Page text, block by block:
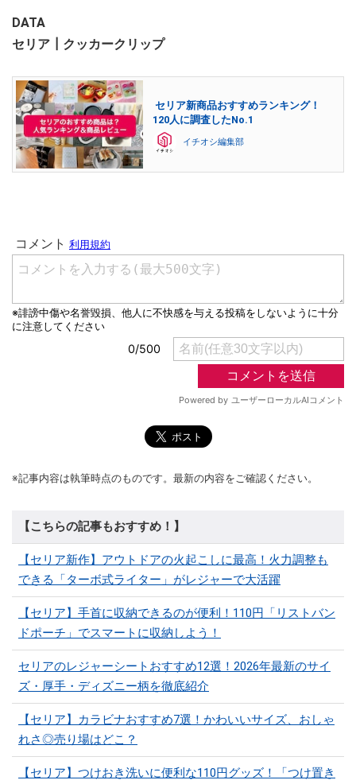
DATA
セリア┃クッカークリップ
セリア新商品おすすめランキング！
120人に調査したNo.1
イチオシ編集部
※記事内容は執筆時点のものです。最新の内容をご確認ください。
【こちらの記事もおすすめ！】
【セリア新作】アウトドアの火起こしに最高！火力調整も
できる「ターボ式ライター」がレジャーで大活躍
【セリア】手首に収納できるのが便利！110円「リストバン
ドポーチ」でスマートに収納しよう！
セリアのレジャーシートおすすめ12選！2026年最新のサイ
ズ・厚手・ディズニー柄を徹底紹介
【セリア】カラビナおすすめ7選！かわいいサイズ、おしゃ
れさ◎売り場はどこ？
【セリア】つけおき洗いに便利な110円グッズ！「つけ置き